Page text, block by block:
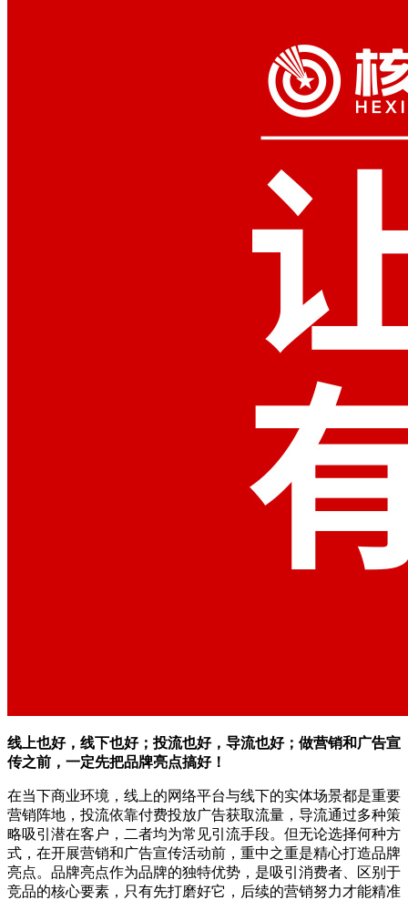
线上也好，线下也好；投流也好，导流也好；做营销和广告宣
传之前，一定先把品牌亮点搞好！
在当下商业环境，线上的网络平台与线下的实体场景都是重要
营销阵地，投流依靠付费投放广告获取流量，导流通过多种策
略吸引潜在客户，二者均为常见引流手段。但无论选择何种方
式，在开展营销和广告宣传活动前，重中之重是精心打造品牌
亮点。品牌亮点作为品牌的独特优势，是吸引消费者、区别于
竞品的核心要素，只有先打磨好它，后续的营销努力才能精准